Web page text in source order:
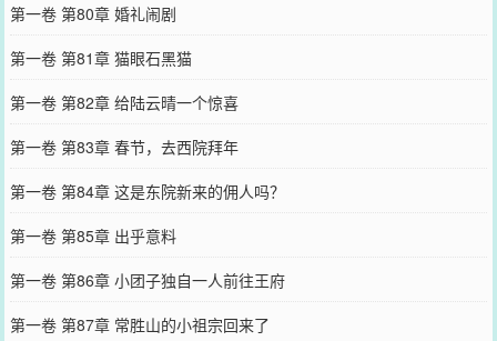
第一卷 第80章 婚礼闹剧
第一卷 第81章 猫眼石黑猫
第一卷 第82章 给陆云晴一个惊喜
第一卷 第83章 春节，去西院拜年
第一卷 第84章 这是东院新来的佣人吗？
第一卷 第85章 出乎意料
第一卷 第86章 小团子独自一人前往王府
第一卷 第87章 常胜山的小祖宗回来了